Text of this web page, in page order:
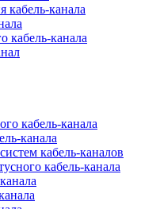
кабель-канала
кабель-канала
кабель-канала
канала
кабель-каналов
кабель-канала